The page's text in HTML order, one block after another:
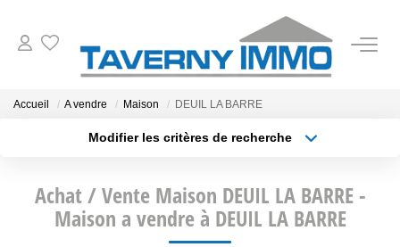
ESTIMATION
OUTILS
Accueil A vendre Maison DEUIL LA BARRE
Modifier les critères de recherche
Sélectionnez...
Type de bien
Surface min
Achat / Vente Maison DEUIL LA BARRE -
Maison a vendre à DEUIL LA BARRE